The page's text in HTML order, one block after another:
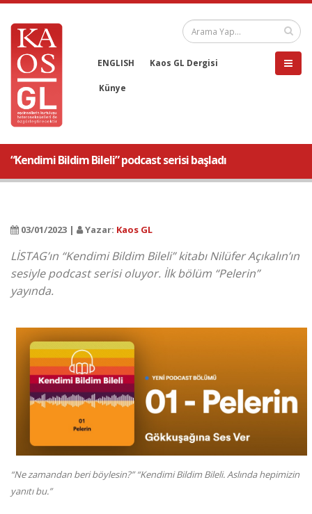
ENGLISH Kaos GL Dergisi
Künye
“Kendimi Bildim Bileli” podcast serisi başladı
03/01/2023 | Yazar: Kaos GL
LİSTAG’ın “Kendimi Bildim Bileli” kitabı Nilüfer Açıkalın’ın
sesiyle podcast serisi oluyor. İlk bölüm “Pelerin”
yayında.
“Ne zamandan beri böylesin?” “Kendimi Bildim Bileli. Aslında hepimizin
yanıtı bu.”